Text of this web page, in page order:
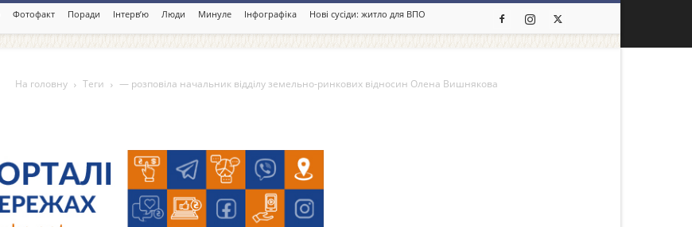
Фотофакт Поради Інтерв’ю Люди Минуле Інфографіка Нові сусіди: житло для ВПО
На головну Теги ― розповіла начальник відділу земельно-ринкових відносин Олена Вишнякова